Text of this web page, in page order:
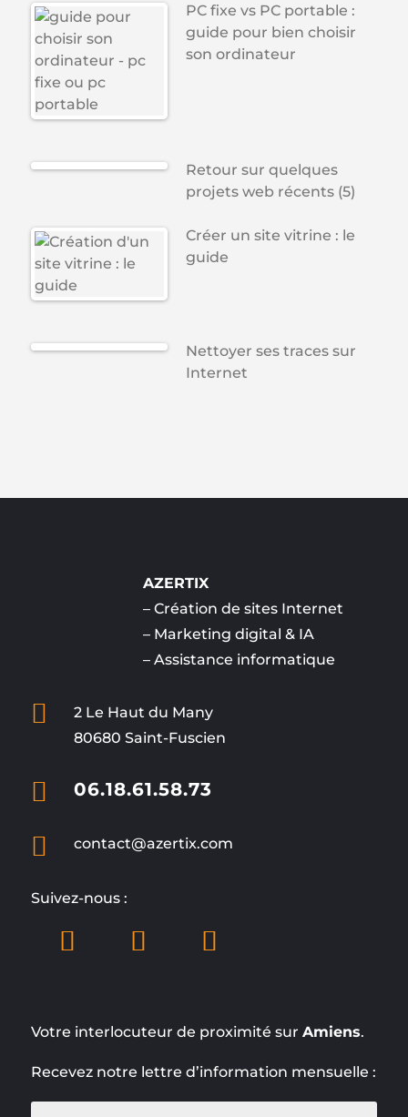
PC fixe vs PC portable :
guide pour bien choisir
son ordinateur
Retour sur quelques
projets web récents (5)
Créer un site vitrine : le
guide
Nettoyer ses traces sur
Internet
AZERTIX
– Création de sites Internet
– Marketing digital & IA
– Assistance informatique

2 Le Haut du Many
80680 Saint-Fuscien
 06.18.61.58.73
 contact@azertix.com
Suivez-nous :
Votre interlocuteur de proximité sur Amiens.
Recevez notre lettre d’information mensuelle :